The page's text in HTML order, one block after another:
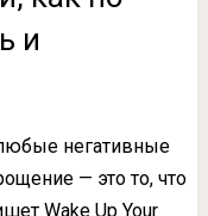
и
негативные
— это то, что
Wake Up Your